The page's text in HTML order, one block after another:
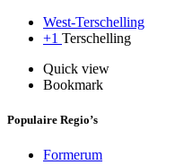
West-Terschelling
+1 Terschelling
Quick view
Bookmark
Populaire Regio’s
Formerum